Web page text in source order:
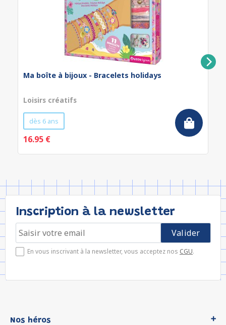
Ma boîte à bijoux - Bracelets holidays
Loisirs créatifs
dès 6 ans
16.95 €
Inscription à la newsletter
En vous inscrivant à la newsletter, vous acceptez nos CGU.
Nos héros